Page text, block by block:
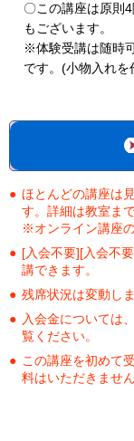
〇この講座は原則
もございます。
※体験受講は随時
です。(小物入れ
ほとんどの講座は
す。詳細は教室ま
※オンライン講座
[入会不要][入会不
講できます。
残席状況は変動し
入会金については
覧ください。
この講座を初めて
料はいただきません